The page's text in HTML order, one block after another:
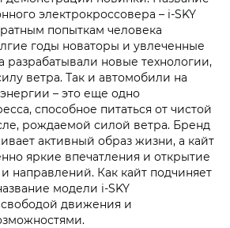
электрокроссовера – i‑SKY
попыткам человека
годы новаторы и увлеченные
разрабатывали новые технологии,
ветра. Так и автомобили на
– это еще одно
способное питаться от чистой
рождаемой силой ветра. Бренд
активный образ жизни, а кайт
яркие впечатления и открытие
направлений. Как кайт подчиняет
модели i‑SKY
движения и